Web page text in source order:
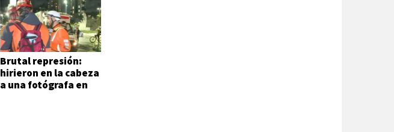
Brutal represión:
hirieron en la cabeza
a una fotógrafa en